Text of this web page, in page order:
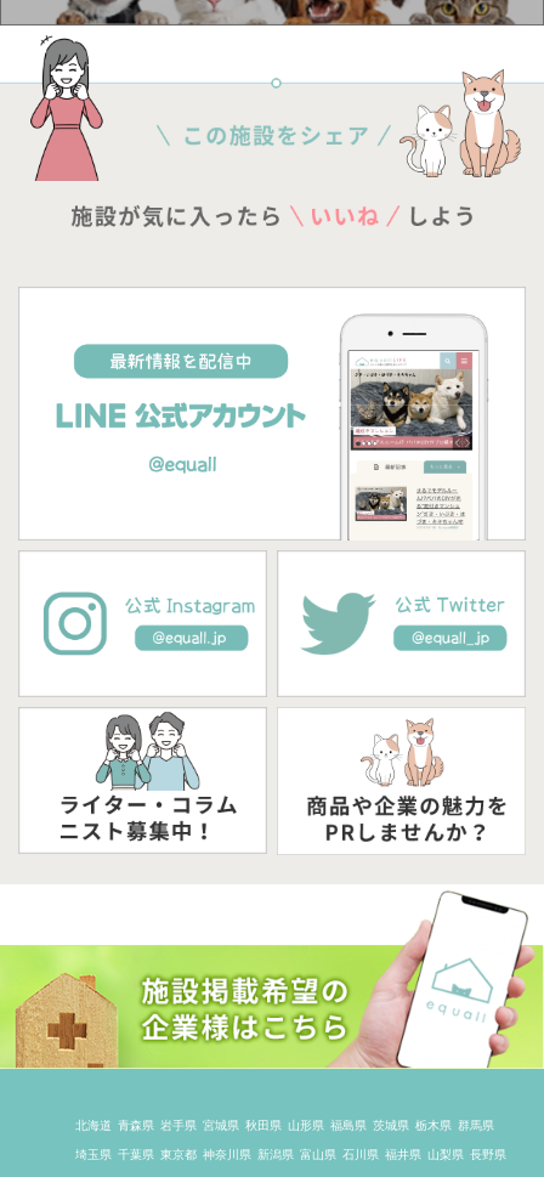
北海道 青森県 岩手県 宮城県 秋田県 山形県 福島県 茨城県 栃木県 群馬県
埼玉県 千葉県 東京都 神奈川県 新潟県 富山県 石川県 福井県 山梨県 長野県